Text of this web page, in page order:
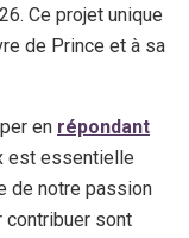
Ce projet unique
de Prince et à sa
en répondant
est essentielle
de notre passion
contribuer sont